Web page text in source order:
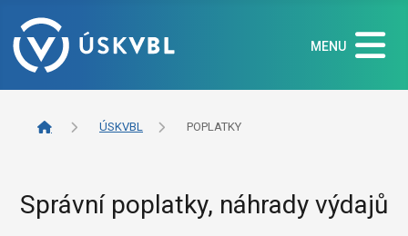
MENU
ÚSKVBL POPLATKY
Správní poplatky, náhrady výdajů